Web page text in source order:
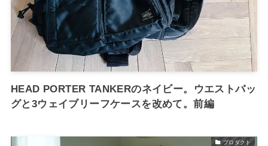
HEAD PORTER TANKERのネイビー。ウエストバッ
グと3ウェイブリーフケースを改めて。前編
プロダクト